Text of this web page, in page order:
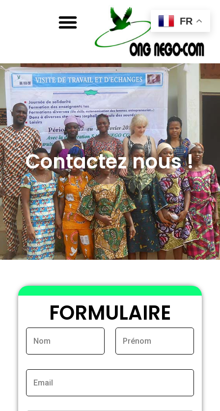
Contactez nous !
FORMULAIRE
FR